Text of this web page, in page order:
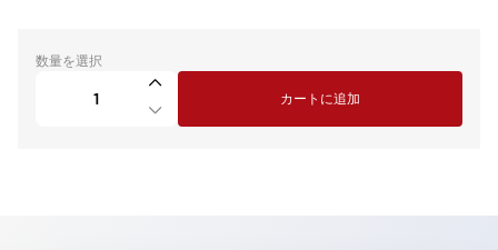
数量を選択
カートに追加